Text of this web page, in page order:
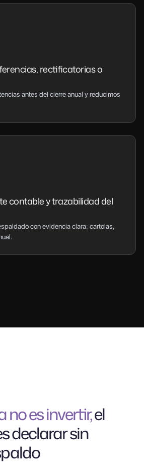
rectificatorias o
antes del cierre anual y reducimos
contable y trazabilidad del
con evidencia clara: cartolas,
no es invertir,el
declarar sin